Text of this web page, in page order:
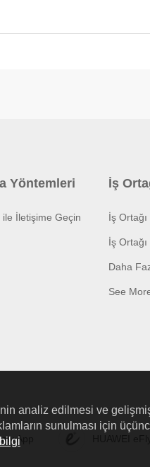
Yöntemleri
ile İletişime Geçin
İş
İş
İş
Daha
See
App
analiz edilmesi ve
sunulması için